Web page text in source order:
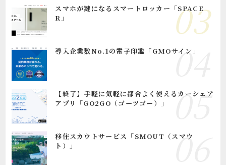
スマホが鍵になるスマートロッカー「SPACE
R」
導入企業数No.1の電子印鑑「GMOサイン」
【終了】手軽に気軽に都合よく使えるカーシェア
アプリ「GO2GO（ゴーツゴー）」
移住スカウトサービス「SMOUT（スマウ
ト）」